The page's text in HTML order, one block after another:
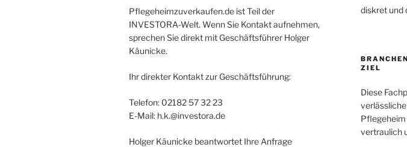
Pflegeheimzuverkaufen.de ist Teil der
INVESTORA-Welt. Wenn Sie Kontakt aufnehmen,
sprechen Sie direkt mit Geschäftsführer Holger
Käunicke.
Ihr direkter Kontakt zur Geschäftsführung:
Telefon: 02182 57 32 23
E-Mail: h.k.@investora.de
Holger Käunicke beantwortet Ihre Anfrage
diskret und
ZIEL
Diese
Pflegeheim
vertraulich